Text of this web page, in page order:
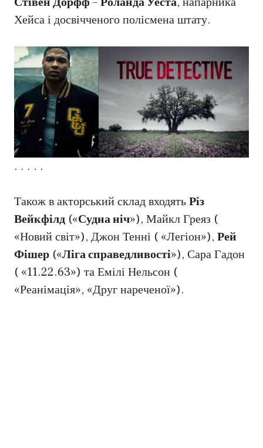
Хейса і досвічченого полісмена штату.
. . . . .
Також в акторський склад входятьРіз
Вейкфілд («Судна ніч»), Майкл Греяз (
«Новий світ»), Джон Тенні ( «Легіон»), Рей
Фішер («Ліга справедливості»), Сара Гадон
( «11.22.63») та Емілі Нельсон (
«Реанімація», «Друг нареченої»).